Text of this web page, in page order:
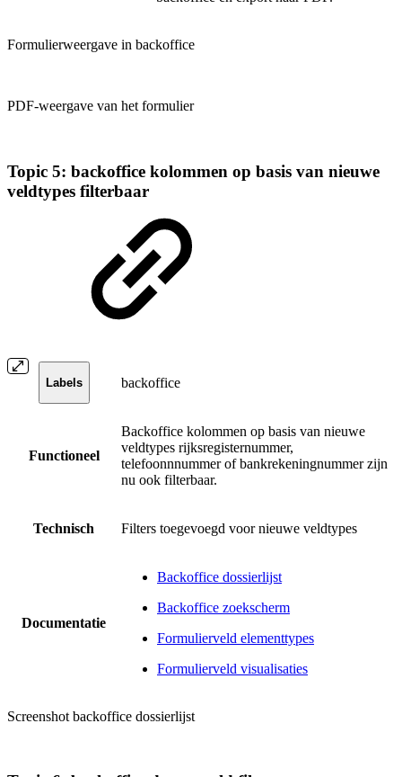
Formulierweergave in backoffice
PDF-weergave van het formulier
Topic 5: backoffice kolommen op basis van nieuwe
veldtypes filterbaar
Labels backoffice
Functioneel
Backoffice kolommen op basis van nieuwe
veldtypes rijksregisternummer,
telefoonnnummer of bankrekeningnummer zijn
nu ook filterbaar.
Technisch Filters toegevoegd voor nieuwe veldtypes
Documentatie
Backoffice dossierlijst
Backoffice zoekscherm
Formulierveld elementtypes
Formulierveld visualisaties
Screenshot backoffice dossierlijst